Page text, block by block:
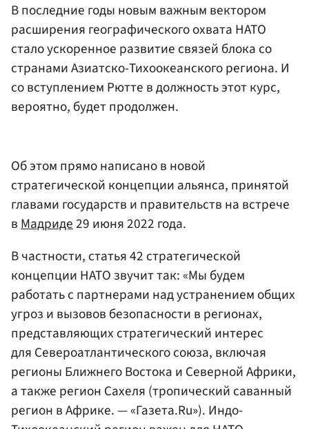
В последние годы новым важным вектором
расширения географического охвата НАТО
стало ускоренное развитие связей блока со
странами Азиатско-Тихоокеанского региона. И
со вступлением Рютте в должность этот курс,
вероятно, будет продолжен.
Об этом прямо написано в новой
стратегической концепции альянса, принятой
главами государств и правительств на встрече
вМадриде29 июня 2022 года.
В частности, статья 42 стратегической
концепции НАТО звучит так: «Мы будем
работать с партнерами над устранением общих
угроз и вызовов безопасности в регионах,
представляющих стратегический интерес
для Североатлантического союза, включая
регионы Ближнего Востока и Северной Африки,
а также регион Сахеля (тропический саванный
регион в Африке. — «Газета.Ru»). Индо-